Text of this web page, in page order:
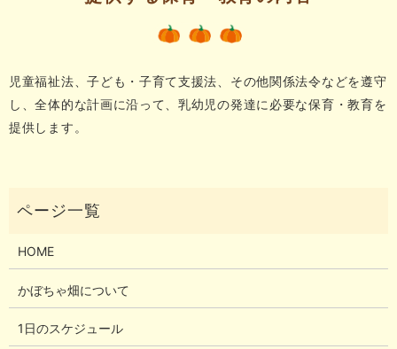
児童福祉法、子ども・子育て支援法、その他関係法令などを遵守
し、全体的な計画に沿って、乳幼児の発達に必要な保育・教育を
提供します。
HOME
かぼちゃ畑について
1日のスケジュール